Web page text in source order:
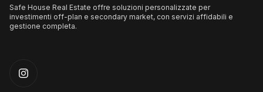
Safe House Real Estate offre soluzioni personalizzate per
investimenti off-plan e secondary market, con servizi affidabili e
gestione completa.
Instagram